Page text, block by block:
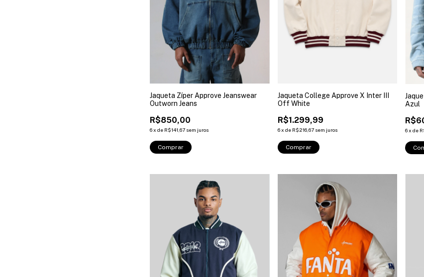
Jaqueta Zíper Approve Jeanswear
Outworn Jeans
R$850,00
6x de R$141,67 sem juros
Comprar
Jaqueta College Approve X Inter III
Off White
R$1.299,99
6 x de R$216,67 sem juros
Comprar
Azul
6xde